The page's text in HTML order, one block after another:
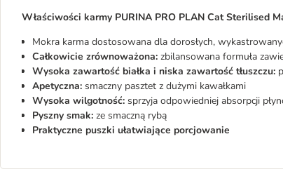
Właściwości karmy PURINA PRO PLAN Cat Sterilised
Mokra karma dostosowana dla dorosłych,
Całkowicie zrównoważona: zbilansowana formuła
Wysoka zawartość białka i niska zawartość tłuszczu:
Apetyczna: smaczny pasztet z dużymi kawałkami
Wysoka wilgotność: sprzyja odpowiedniej absorpcji
Pyszny smak: ze smaczną rybą
Praktyczne puszki ułatwiające porcjowanie